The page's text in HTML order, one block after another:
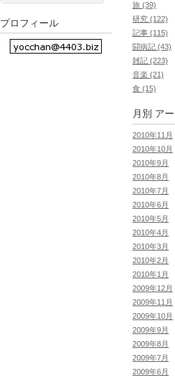
旅 (39)
研究 (122)
記事 (115)
闘病記 (43)
雑記 (223)
音楽 (21)
食 (15)
月別 ア
2010年11月
2010年10月
2010年9月
2010年8月
2010年7月
2010年6月
2010年5月
2010年4月
2010年3月
2010年2月
2010年1月
2009年12月
2009年11月
2009年10月
2009年9月
2009年8月
2009年7月
2009年6月
プロフィール